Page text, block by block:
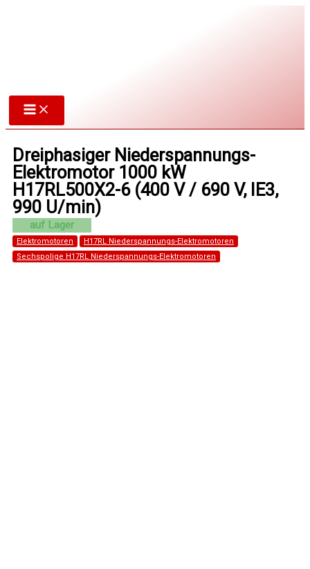
Dreiphasiger Niederspannungs-
Elektromotor 1000 kW
H17RL500X2-6 (400 V / 690 V, IE3,
990 U/min)
Elektromotoren
H17RL Niederspannungs-Elektromotoren
Sechspolige H17RL Niederspannungs-Elektromotoren